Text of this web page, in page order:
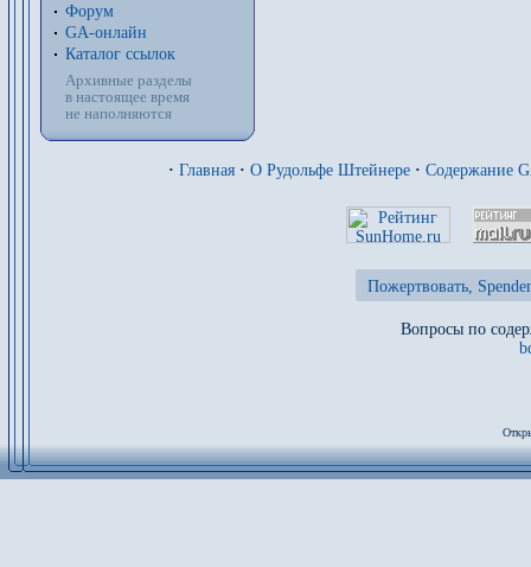
Форум
GA-онлайн
Каталог ссылок
Архивные разделы
в настоящее время
не наполняются
· Главная · О Рудольфе Штейнере · Содержание
Пожертвовать,
Вопросы по